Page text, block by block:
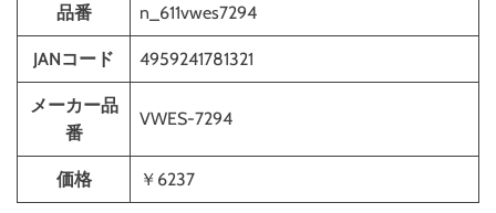
品番 n_611vwes7294
JANコード 4959241781321
メーカー品
番
VWES-7294
価格 ￥6237